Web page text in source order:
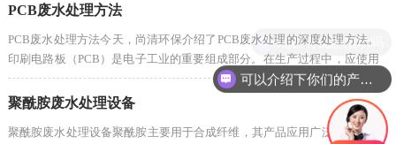
高，污染···
PCB废水处理方法
PCB废水处理方法今天，尚清环保介绍了PCB废水处理的深度处理方法。
印刷电路板（PCB）是电子工业的重要组成部分。在生产过程中，应使用
多种化学材料，导致废水成分复杂，处理困难。如果随机排放或处理不
当，将造成严重···
聚酰胺废水处理设备
聚酰胺废水处理设备聚酰胺主要用于合成纤维，其产品应用广泛。为避免
可以介绍下你们的产品么
现在有优惠活动吗